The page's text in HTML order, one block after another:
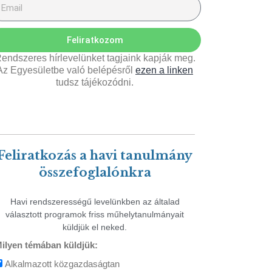
Feliratkozom
hírlevelünket tagjaink kapják meg.
Egyesületbe való belépésről ezen a linken
tudsz tájékozódni.
a havi tanulmány
összefoglalónkra
Havi rendszerességű levelünkben az általad
választott programok friss műhelytanulmányait
küldjük el neked.
témában küldjük:
Alkalmazott közgazdaságtan